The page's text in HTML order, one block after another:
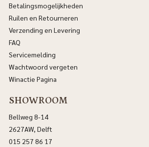
Betalingsmogelijkheden
Ruilen en Retourneren
Verzending en Levering
FAQ
Servicemelding
Wachtwoord vergeten
Winactie Pagina
SHOWROOM
Bellweg 8-14
2627AW, Delft
015 257 86 17